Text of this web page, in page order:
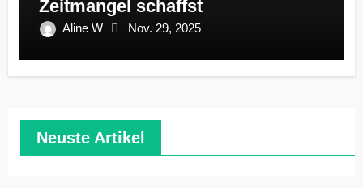
Zeitmangel schaffst
Aline W Nov. 29, 2025
Neuste Artikel